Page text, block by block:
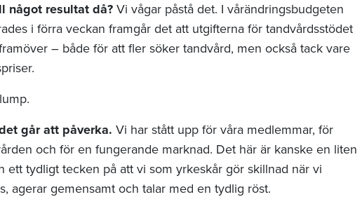
något resultat då? Vi vågar påstå det. I vårändringsbudgeten
i förra veckan framgår det att utgifterna för tandvårdsstödet
– både för att fler söker tandvård, men också tack vare
går att påverka. Vi har stått upp för våra medlemmar, för
och för en fungerande marknad. Det här är kanske en liten
ett tydligt tecken på att vi som yrkeskår gör skillnad när vi
agerar gemensamt och talar med en tydlig röst.